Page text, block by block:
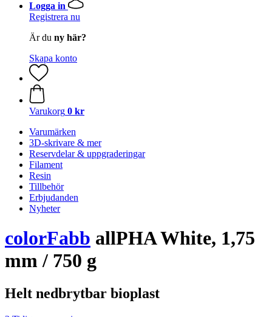
Logga in
Registrera nu
Är du ny här?
Skapa konto
Varukorg 0 kr
Varumärken
3D-skrivare & mer
Reservdelar & uppgraderingar
Filament
Resin
Tillbehör
Erbjudanden
Nyheter
colorFabb allPHA White, 1,75
mm / 750 g
Helt nedbrytbar bioplast